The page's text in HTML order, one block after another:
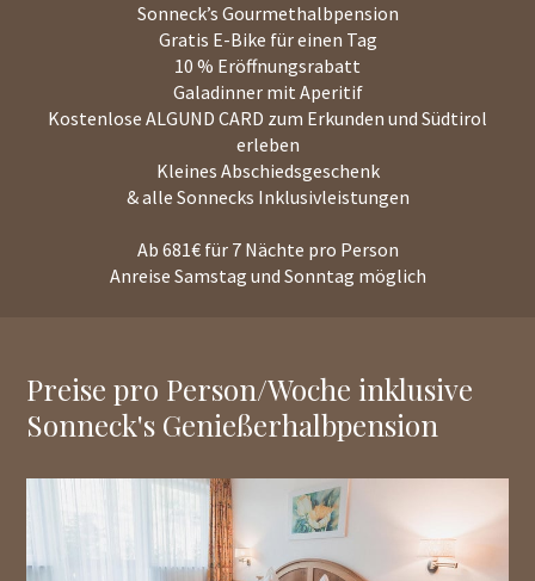
Sonneck’s Gourmethalbpension
Gratis E-Bike für einen Tag
10 % Eröffnungsrabatt
Galadinner mit Aperitif
Kostenlose ALGUND CARD zum Erkunden und Südtirol
erleben
Kleines Abschiedsgeschenk
& alle Sonnecks Inklusivleistungen
Ab 681€ für 7 Nächte pro Person
Anreise Samstag und Sonntag möglich
Preise pro Person/Woche inklusive
Sonneck's Genießerhalbpension